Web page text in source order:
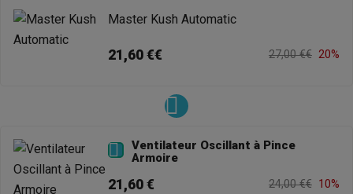
Master Kush Automatic
21,60 €€ 27,00 €€ 20%

Ventilateur Oscillant à Pince
Armoire
21,60 € 24,00 €€ 10%